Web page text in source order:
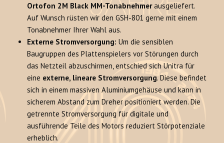
Ortofon 2M Black MM-Tonabnehmerausgeliefert.
Auf Wunsch rüsten wir den GSH-801 gerne mit einem
Tonabnehmer Ihrer Wahl aus.
Externe Stromversorgung: Um die sensiblen
Baugruppen des Plattenspielers vor Störungen durch
das Netzteil abzuschirmen, entschied sich Unitra für
eine externe, lineare Stromversorgung. Diese befindet
sich in einem massiven Aluminiumgehäuse und kann in
sicherem Abstand zum Dreher positioniert werden. Die
getrennte Stromversorgung für digitale und
ausführende Teile des Motors reduziert Störpotenziale
erheblich.